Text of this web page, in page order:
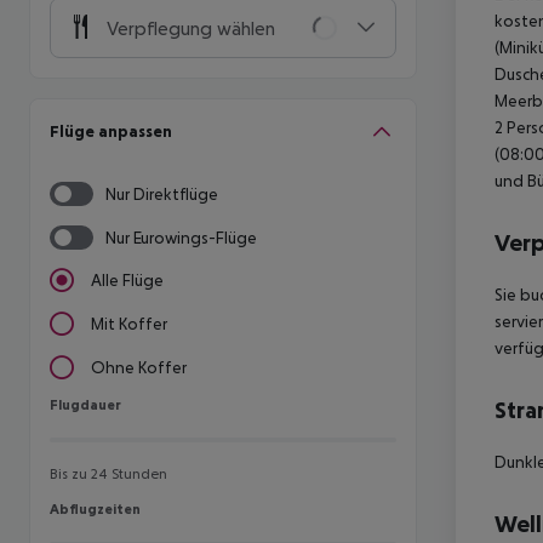
Verpflegung wählen
Flüge anpassen
Nur Direktflüge
Nur Eurowings-Flüge
Alle Flüge
Mit Koffer
Ohne Koffer
Flugdauer
Flugdauer
Bis zu 24 Stunden
Abflugzeiten
Abflugzeiten
2
und
Sie